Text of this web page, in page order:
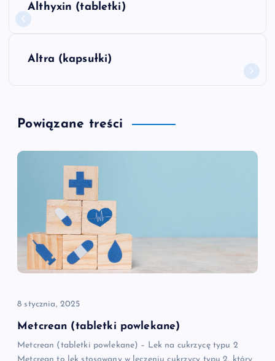
a
g
a
a
w
p
s
Althyxin (tabletki)
Altra (kapsułki)
Powiązane treści
8 stycznia, 2025
Metcrean (tabletki powlekane)
Metcrean (tabletki powlekane) – Lek na cukrzycę typu 2